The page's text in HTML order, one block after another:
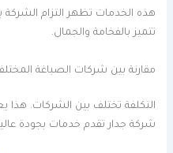
هذه الخدمات تظهر التزام الشركة
تتميز بالفخامة والجمال.
مقارنة بين شركات الصباغة
التكلفة تختلف بين الشركات. هذا
شركة جدار تقدم خدمات بجودة